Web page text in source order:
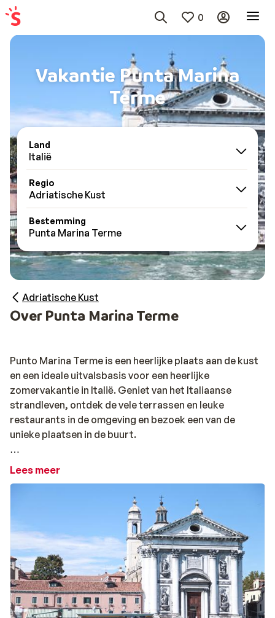
0
Vakantie Punta Marina
Terme
Land
Italië
Regio
Adriatische Kust
Bestemming
Punta Marina Terme
Adriatische Kust
Over Punta Marina Terme
Punto Marina Terme is een heerlijke plaats aan de kust
en een ideale uitvalsbasis voor een heerlijke
zomervakantie in Italië. Geniet van het Italiaanse
strandleven, ontdek de vele terrassen en leuke
restaurants in de omgeving en bezoek een van de
unieke plaatsen in de buurt.
Uitstapjes
Het ministaatje San Marino is iets meer dan een uurtje
rijden van Punto Marina Terme en ook Ravenna is
vlakbij. Ravenna heeft een aantal monumenten die op
de UNESCO lijst staan. Toen de Romeinen Rome en
Milaan niet goed meer konden verdedigen, weken ze uit
naar Ravenna dat beter te verdedigen was. De
Romeinse mozaïeken uit die tijd kun je nog bewonderen
in Ravenna. En voor de kinderen is een bezoekje aan het
pretpark Mirabilandia natuurlijk een hoogtepuntje
Lees meer